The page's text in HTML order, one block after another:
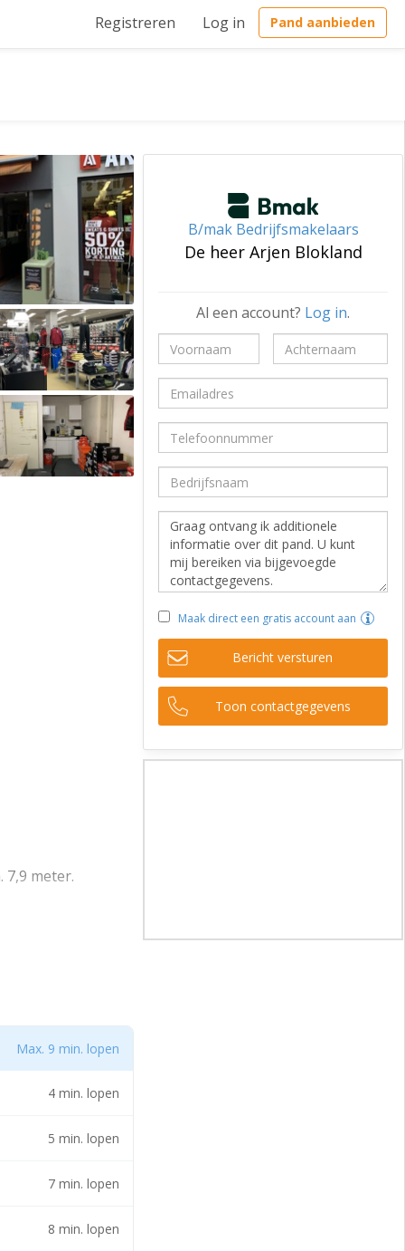
Registreren Log in Pand aanbieden
7,9 meter.
66 m²
grond van de
zo lang Sport
m²
ruimte
Shoeby,
Max. 9 min. lopen
4 min. lopen
5 min. lopen
7 min. lopen
8 min. lopen
B/mak Bedrijfsmakelaars
De heer Arjen Blokland
Al een account? Log in.
Maak direct een gratis account aan
Bericht versturen
Toon contactgegevens